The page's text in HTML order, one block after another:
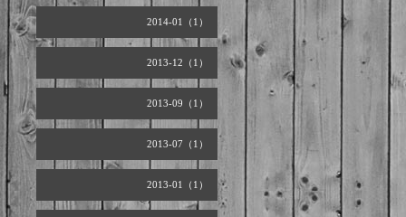
2014-01（1）
2013-12（1）
2013-09（1）
2013-07（1）
2013-01（1）